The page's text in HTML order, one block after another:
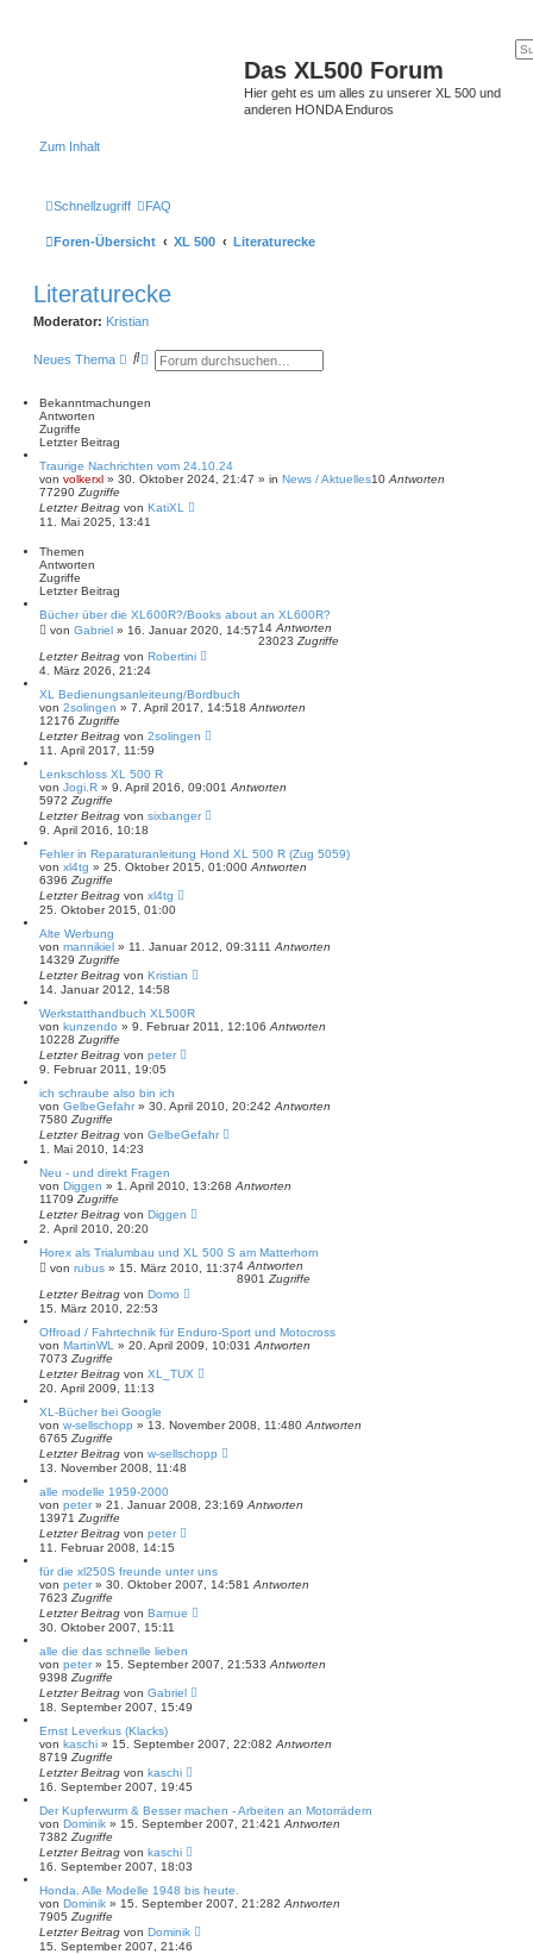
Das XL500 Forum
Hier geht es um alles zu unserer XL 500 und
anderen HONDA Enduros
Zum Inhalt
Schnellzugriff FAQ
Foren-Übersicht XL 500 Literaturecke
Literaturecke
Moderator: Kristian
Neues Thema
S
h
E
e
t
e
u
c
Bekanntmachungen
Antworten
Zugriffe
Letzter Beitrag
Traurige Nachrichten vom 24.10.24
von volkerxl » 30. Oktober 2024, 21:47 » in News / Aktuelles10 Antworten
77290 Zugriffe
Letzter Beitrag von KatiXL
11. Mai 2025, 13:41
Themen
Antworten
Zugriffe
Letzter Beitrag
Bücher über die XL600R?/Books about an XL600R?
von Gabriel » 16. Januar 2020, 14:5714 Antworten
23023 Zugriffe
Letzter Beitrag von Robertini
4. März 2026, 21:24
XL Bedienungsanleiteung/Bordbuch
von 2solingen » 7. April 2017, 14:518 Antworten
12176 Zugriffe
Letzter Beitrag von 2solingen
11. April 2017, 11:59
Lenkschloss XL 500 R
von Jogi.R » 9. April 2016, 09:001 Antworten
5972 Zugriffe
Letzter Beitrag von sixbanger
9. April 2016, 10:18
Fehler in Reparaturanleitung Hond XL 500 R (Zug 5059)
von xl4tg » 25. Oktober 2015, 01:000 Antworten
6396 Zugriffe
Letzter Beitrag von xl4tg
25. Oktober 2015, 01:00
Alte Werbung
von mannikiel » 11. Januar 2012, 09:31 11 Antworten
14329 Zugriffe
Letzter Beitrag von Kristian
14. Januar 2012, 14:58
Werkstatthandbuch XL500R
von kunzendo » 9. Februar 2011, 12:106 Antworten
10228 Zugriffe
Letzter Beitrag von peter
9. Februar 2011, 19:05
ich schraube also bin ich
von GelbeGefahr» 30. April 2010, 20:242 Antworten
7580 Zugriffe
Letzter Beitrag von GelbeGefahr
1. Mai 2010, 14:23
Neu - und direkt Fragen
von Diggen » 1. April 2010, 13:268 Antworten
11709 Zugriffe
Letzter Beitrag von Diggen
2. April 2010, 20:20
Horex als Trialumbau und XL 500 S am Matterhorn
von rubus » 15. März 2010, 11:374 Antworten
8901 Zugriffe
Letzter Beitrag von Domo
15. März 2010, 22:53
Offroad / Fahrtechnik für Enduro-Sport und Motocross
von MartinWL » 20. April 2009, 10:031 Antworten
7073 Zugriffe
Letzter Beitrag von XL_TUX
20. April 2009, 11:13
XL-Bücher bei Google
von w-sellschopp » 13. November 2008, 11:480 Antworten
6765 Zugriffe
Letzter Beitrag von w-sellschopp
13. November 2008, 11:48
alle modelle 1959-2000
von peter» 21. Januar 2008, 23:169 Antworten
13971 Zugriffe
Letzter Beitrag von peter
11. Februar 2008, 14:15
für die xl250S freunde unter uns
von peter» 30. Oktober 2007, 14:581 Antworten
7623 Zugriffe
Letzter Beitrag von Barnue
30. Oktober 2007, 15:11
alle die das schnelle lieben
von peter» 15. September 2007, 21:533 Antworten
9398 Zugriffe
Letzter Beitrag von Gabriel
18. September 2007, 15:49
Ernst Leverkus (Klacks)
von kaschi » 15. September 2007, 22:082 Antworten
8719 Zugriffe
Letzter Beitrag von kaschi
16. September 2007, 19:45
Der Kupferwurm & Besser machen - Arbeiten an Motorrädern
von Dominik » 15. September 2007, 21:421 Antworten
7382 Zugriffe
Letzter Beitrag von kaschi
16. September 2007, 18:03
Honda. Alle Modelle 1948 bis heute.
von Dominik » 15. September 2007, 21:282 Antworten
7905 Zugriffe
Letzter Beitrag von Dominik
15. September 2007, 21:46